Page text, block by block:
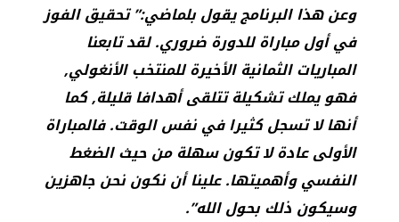
وعن هذا البرنامج يقول بلماضي:” تحقيق الفوز
في أول مباراة للدورة ضروري. لقد تابعنا
المباريات الثمانية الأخيرة للمنتخب الأنغولي,
فهو يملك تشكيلة تتلقى أهدافا قليلة, كما
أنها لا تسجل كثيرا في نفس الوقت. فالمباراة
الأولى عادة لا تكون سهلة من حيث الضغط
النفسي وأهميتها. علينا أن نكون نحن جاهزين
وسيكون ذلك بحول الله”.